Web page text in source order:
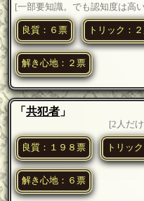
[一部要知識。でも認知度は高
良質：６票 トリック：
解き心地：２票
「共犯者 」
[2人だ
良質：１９８票 トリッ
解き心地：６票